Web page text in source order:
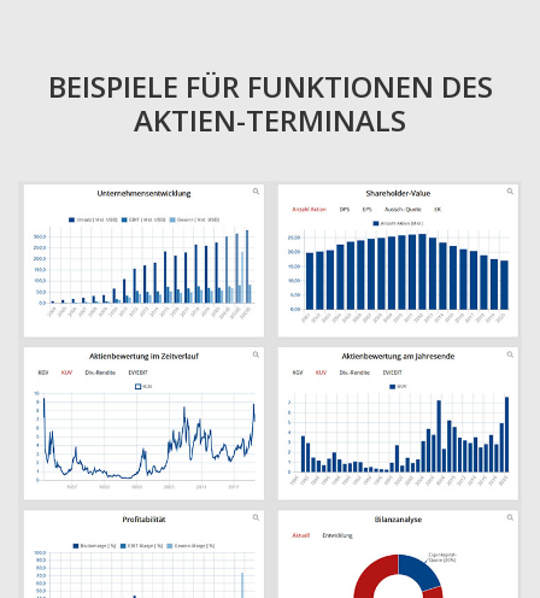
BEISPIELE FÜR FUNKTIONEN DES
AKTIEN-TERMINALS